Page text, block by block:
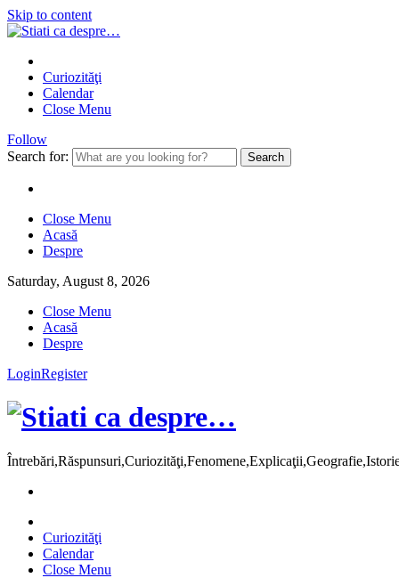
Skip to content
Curiozităţi
Calendar
Close Menu
Follow
Search for:
Close Menu
Acasă
Despre
Saturday, August 8, 2026
Close Menu
Acasă
Despre
LoginRegister
Curiozităţi
Calendar
Close Menu